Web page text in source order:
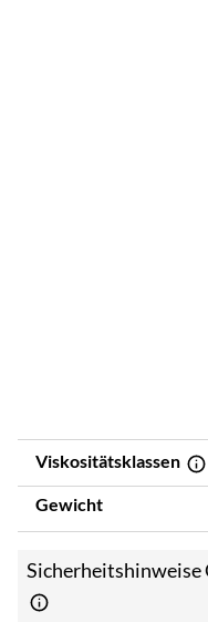
Viskositätsklassen
Gewicht
Sicherheitshinweise